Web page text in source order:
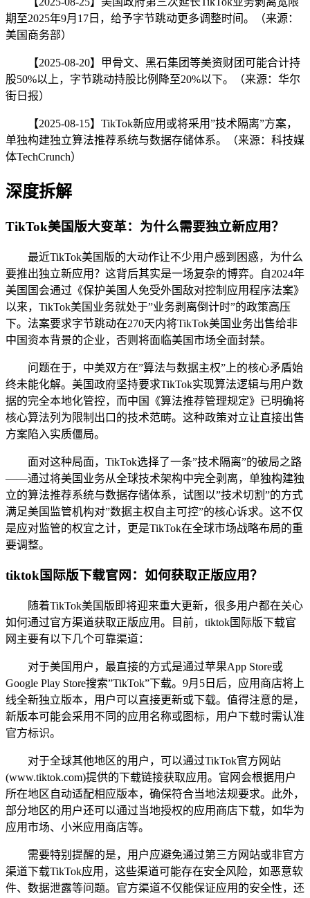
期至2025年9月17日，给予字节跳动更多调整时间。（来源：
美国商务部）
【2025-08-20】甲骨文、黑石集团等美资财团可能合计持
股50%以上，字节跳动持股比例降至20%以下。（来源：华尔
街日报）
【2025-08-15】TikTok新应用或将采用”技术隔离”方案，
单独构建独立算法推荐系统与数据存储体系。（来源：科技媒
体TechCrunch）
深度拆解
TikTok美国版大变革：为什么需要独立新应用？
最近TikTok美国版的大动作让不少用户感到困惑，为什么
要推出独立新应用？这背后其实是一场复杂的博弈。自2024年
美国国会通过《保护美国人免受外国敌对控制应用程序法案》
以来，TikTok美国业务就处于”业务剥离倒计时”的政策高压
下。法案要求字节跳动在270天内将TikTok美国业务出售给非
中国资本背景的企业，否则将面临美国市场全面封禁。
问题在于，中美双方在”算法与数据主权”上的核心矛盾始
终未能化解。美国政府坚持要求TikTok实现算法逻辑与用户数
据的完全本地化管控，而中国《算法推荐管理规定》已明确将
核心算法列为限制出口的技术范畴。这种政策对立让直接出售
方案陷入实质僵局。
面对这种局面，TikTok选择了一条”技术隔离”的破局之路
——通过将美国业务从全球技术架构中完全剥离，单独构建独
立的算法推荐系统与数据存储体系，试图以”技术切割”的方式
满足美国监管机构对”数据主权自主可控”的核心诉求。这不仅
是应对监管的权宜之计，更是TikTok在全球市场战略布局的重
要调整。
tiktok国际版下载官网：如何获取正版应用？
随着TikTok美国版即将迎来重大更新，很多用户都在关心
如何通过官方渠道获取正版应用。目前，tiktok国际版下载官
网主要有以下几个可靠渠道：
对于美国用户，最直接的方式是通过苹果App Store或
Google Play Store搜索”TikTok”下载。9月5日后，应用商店将上
线全新独立版本，用户可以直接更新或下载。值得注意的是，
新版本可能会采用不同的应用名称或图标，用户下载时需认准
官方标识。
对于全球其他地区的用户，可以通过TikTok官方网站
(www.tiktok.com)提供的下载链接获取应用。官网会根据用户
所在地区自动适配相应版本，确保符合当地法规要求。此外，
部分地区的用户还可以通过当地授权的应用商店下载，如华为
应用市场、小米应用商店等。
需要特别提醒的是，用户应避免通过第三方网站或非官方
渠道下载TikTok应用，这些渠道可能存在安全风险，如恶意软
件、数据泄露等问题。官方渠道不仅能保证应用的安全性，还